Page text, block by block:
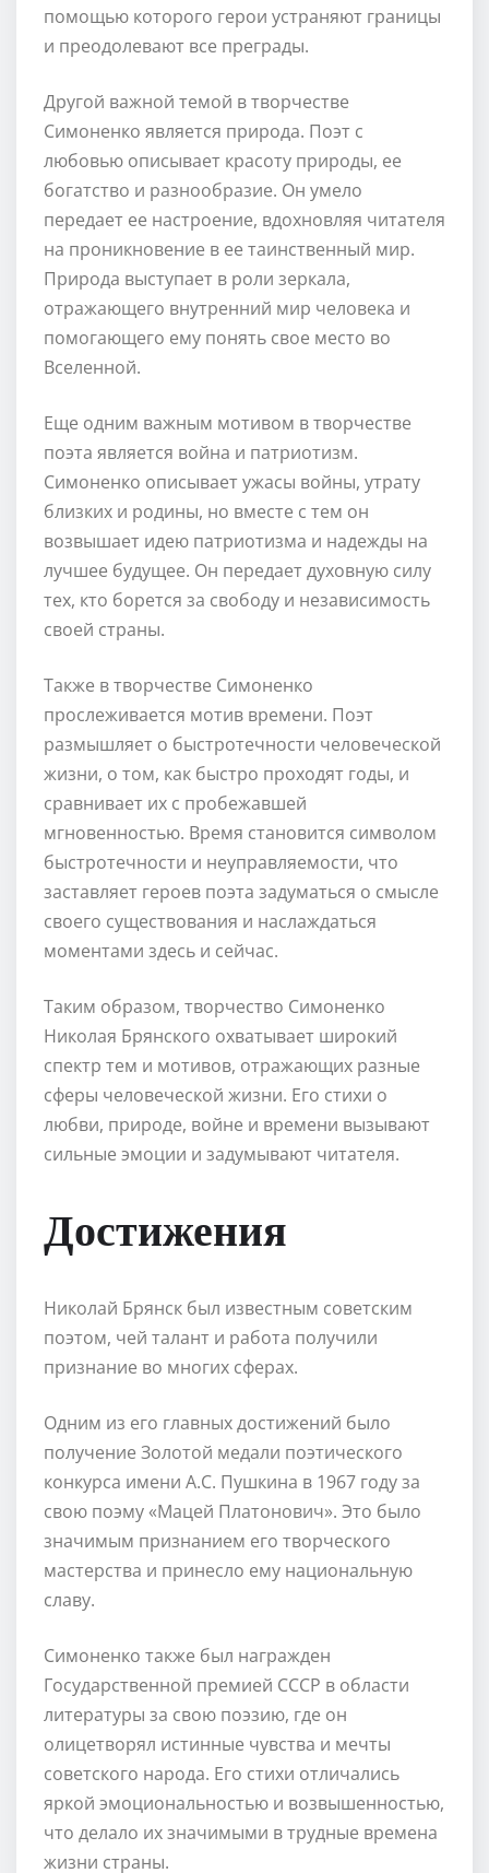
помощью которого герои устраняют границы
и преодолевают все преграды.
Другой важной темой в творчестве
Симоненко является природа. Поэт с
любовью описывает красоту природы, ее
богатство и разнообразие. Он умело
передает ее настроение, вдохновляя читателя
на проникновение в ее таинственный мир.
Природа выступает в роли зеркала,
отражающего внутренний мир человека и
помогающего ему понять свое место во
Вселенной.
Еще одним важным мотивом в творчестве
поэта является война и патриотизм.
Симоненко описывает ужасы войны, утрату
близких и родины, но вместе с тем он
возвышает идею патриотизма и надежды на
лучшее будущее. Он передает духовную силу
тех, кто борется за свободу и независимость
своей страны.
Также в творчестве Симоненко
прослеживается мотив времени. Поэт
размышляет о быстротечности человеческой
жизни, о том, как быстро проходят годы, и
сравнивает их с пробежавшей
мгновенностью. Время становится символом
быстротечности и неуправляемости, что
заставляет героев поэта задуматься о смысле
своего существования и наслаждаться
моментами здесь и сейчас.
Таким образом, творчество Симоненко
Николая Брянского охватывает широкий
спектр тем и мотивов, отражающих разные
сферы человеческой жизни. Его стихи о
любви, природе, войне и времени вызывают
сильные эмоции и задумывают читателя.
Достижения
Николай Брянск был известным советским
поэтом, чей талант и работа получили
признание во многих сферах.
Одним из его главных достижений было
получение Золотой медали поэтического
конкурса имени А.С. Пушкина в 1967 году за
свою поэму «Мацей Платонович». Это было
значимым признанием его творческого
мастерства и принесло ему национальную
славу.
Симоненко также был награжден
Государственной премией СССР в области
литературы за свою поэзию, где он
олицетворял истинные чувства и мечты
советского народа. Его стихи отличались
яркой эмоциональностью и возвышенностью,
что делало их значимыми в трудные времена
жизни страны.